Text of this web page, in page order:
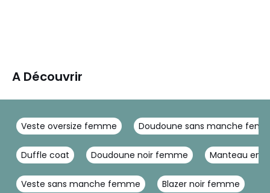
A Découvrir
Veste oversize femme Doudoune sans manche
Duffle coat Doudoune noir femme Manteau en
Veste sans manche femme Blazer noir femme